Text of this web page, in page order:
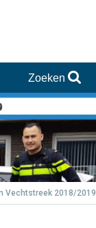
Zoeken
Vechtstreek 2018/2019